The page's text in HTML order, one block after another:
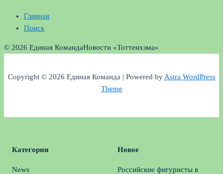
Главная
Поиск
© 2026 Единая КомандаНовости «Тоттенхэма»
Copyright © 2026 Единая Команда | Powered byAstra WordPress
Theme
Категории
News
Новое
Российские фигуристы в